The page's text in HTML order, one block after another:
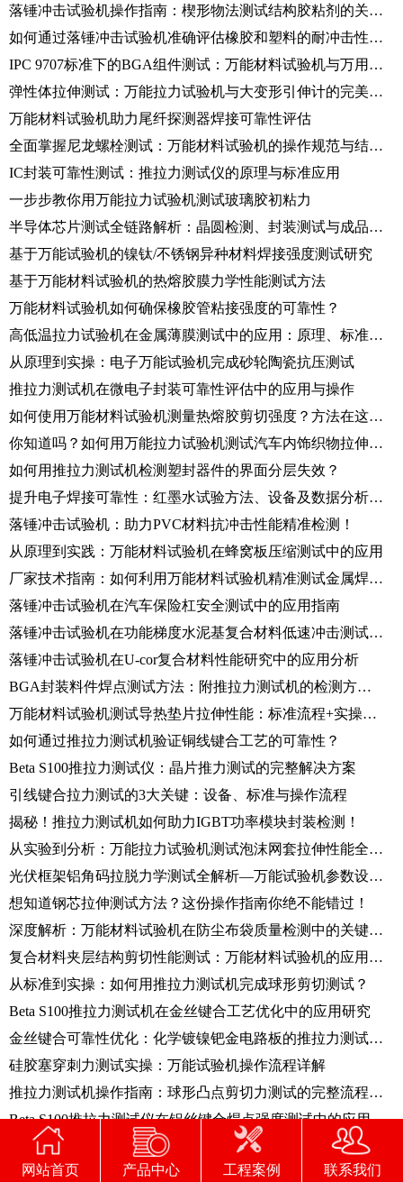
落锤冲击试验机操作指南：楔形物法测试结构胶粘剂的关键步骤
如何通过落锤冲击试验机准确评估橡胶和塑料的耐冲击性能？
IPC 9707标准下的BGA组件测试：万能材料试验机与万用表的数据采集与分析
弹性体拉伸测试：万能拉力试验机与大变形引伸计的完美搭配
万能材料试验机助力尾纤探测器焊接可靠性评估
全面掌握尼龙螺栓测试：万能材料试验机的操作规范与结果分析
IC封装可靠性测试：推拉力测试仪的原理与标准应用
一步步教你用万能拉力试验机测试玻璃胶初粘力
半导体芯片测试全链路解析：晶圆检测、封装测试与成品验证
基于万能试验机的镍钛/不锈钢异种材料焊接强度测试研究
基于万能材料试验机的热熔胶膜力学性能测试方法
万能材料试验机如何确保橡胶管粘接强度的可靠性？
高低温拉力试验机在金属薄膜测试中的应用：原理、标准与操作规范
从原理到实操：电子万能试验机完成砂轮陶瓷抗压测试
推拉力测试机在微电子封装可靠性评估中的应用与操作
如何使用万能材料试验机测量热熔胶剪切强度？方法在这里！
你知道吗？如何用万能拉力试验机测试汽车内饰织物拉伸性能！
如何用推拉力测试机检测塑封器件的界面分层失效？
提升电子焊接可靠性：红墨水试验方法、设备及数据分析指南
落锤冲击试验机：助力PVC材料抗冲击性能精准检测！
从原理到实践：万能材料试验机在蜂窝板压缩测试中的应用
厂家技术指南：如何利用万能材料试验机精准测试金属焊丝拉伸性能
落锤冲击试验机在汽车保险杠安全测试中的应用指南
落锤冲击试验机在功能梯度水泥基复合材料低速冲击测试中的应用研究
落锤冲击试验机在U-cor复合材料性能研究中的应用分析
BGA封装料件焊点测试方法：附推拉力测试机的检测方案及应用
万能材料试验机测试导热垫片拉伸性能：标准流程+实操详解
如何通过推拉力测试机验证铜线键合工艺的可靠性？
Beta S100推拉力测试仪：晶片推力测试的完整解决方案
引线键合拉力测试的3大关键：设备、标准与操作流程
揭秘！推拉力测试机如何助力IGBT功率模块封装检测！
从实验到分析：万能拉力试验机测试泡沫网套拉伸性能全流程
光伏框架铝角码拉脱力学测试全解析—万能试验机参数设置与数据解读
想知道钢芯拉伸测试方法？这份操作指南你绝不能错过！
深度解析：万能材料试验机在防尘布袋质量检测中的关键应用
复合材料夹层结构剪切性能测试：万能材料试验机的应用与标准解析
从标准到实操：如何用推拉力测试机完成球形剪切测试？
Beta S100推拉力测试机在金丝键合工艺优化中的应用研究
金丝键合可靠性优化：化学镀镍钯金电路板的推拉力测试分析
硅胶塞穿刺力测试实操：万能试验机操作流程详解
推拉力测试机操作指南：球形凸点剪切力测试的完整流程与数据分析
Beta S100推拉力测试仪在铝丝键合焊点强度测试中的应用
推拉力测试机在BGA焊球剪切强度测试中的应用与操作指南
电子万能试验机助力硫化橡胶拉伸测试，四步精确解析操作流程
网站首页 产品中心 工程案例 联系我们